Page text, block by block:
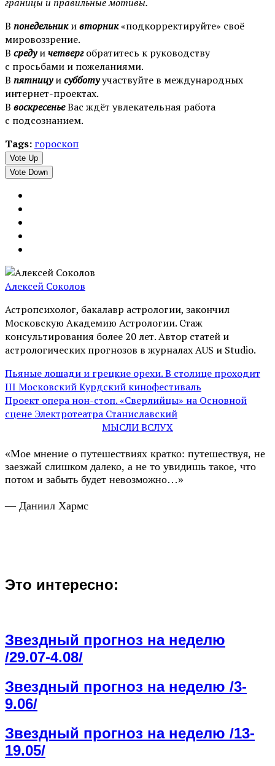
границы и правильные мотивы.
В понедельник ивторник«подкорректируйте» своё
мировоззрение.
В средуичетвергобратитесь к руководству
с просьбами и пожеланиями.
В пятницуисубботуучаствуйте в международных
интернет-проектах.
В воскресеньеВас ждёт увлекательная работа
с подсознанием.
Tags: гороскоп
Vote Up
Vote Down
Алексей Соколов
Астропсихолог, бакалавр астрологии, закончил
Московскую Академию Астрологии. Стаж
консультирования более 20 лет. Автор статей и
астрологических прогнозов в журналах AUS и Studio.
Пьяные лошади и грецкие орехи. В столице проходит
III Московский Курдский кинофестиваль
Проект опера нон-стоп. «Сверлийцы» на Основной
сцене Электротеатра Станиславский
МЫСЛИ ВСЛУХ
«Мое мнение о путешествиях кратко: путешествуя, не
заезжай слишком далеко, а не то увидишь такое, что
потом и забыть будет невозможно…»
— Даниил Хармс
Это интересно:
Звездный прогноз на неделю
/29.07-4.08/
Звездный прогноз на неделю /3-
9.06/
Звездный прогноз на неделю /13-
19.05/